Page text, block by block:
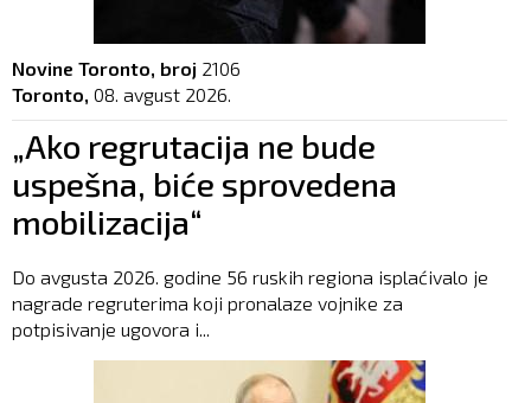
Novine Toronto, broj 2106
Toronto, 08. avgust 2026.
„Ako regrutacija ne bude
uspešna, biće sprovedena
mobilizacija“
Do avgusta 2026. godine 56 ruskih regiona isplaćivalo je
nagrade regruterima koji pronalaze vojnike za
potpisivanje ugovora i...